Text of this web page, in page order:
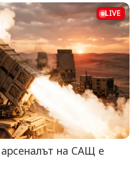
LIVE
на САЩ е